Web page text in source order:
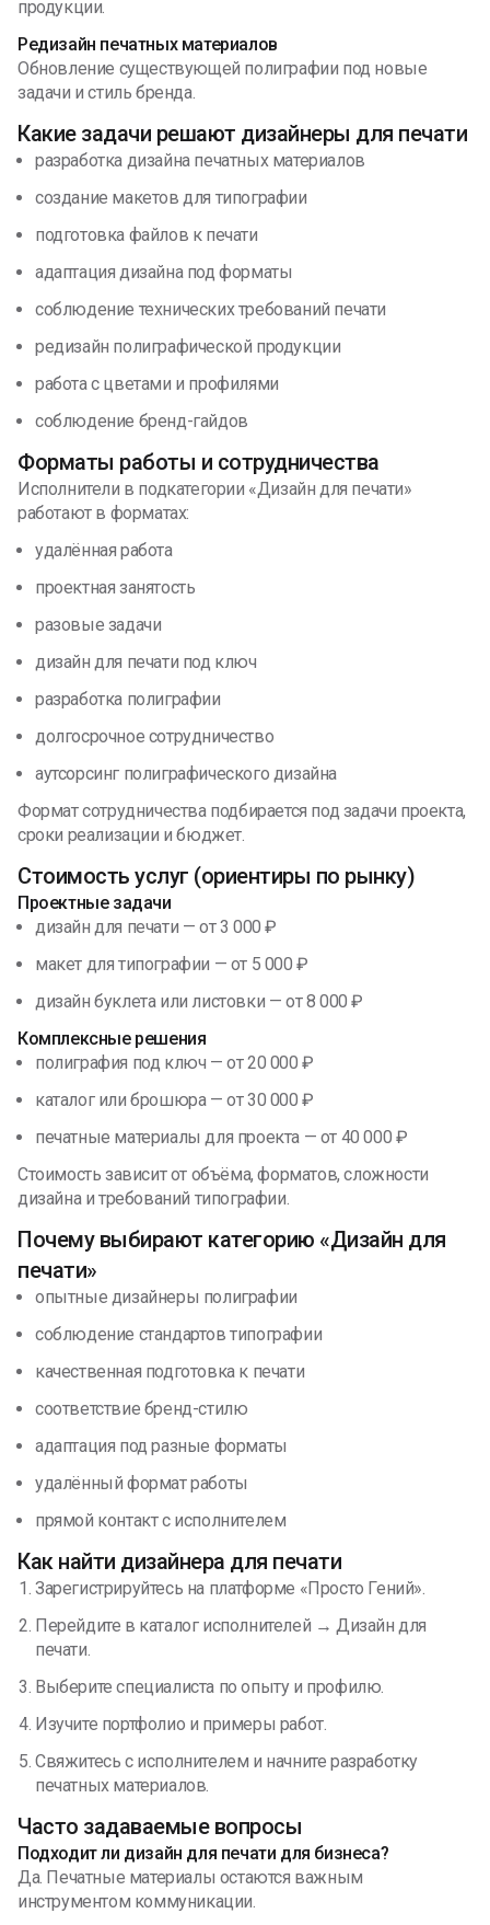
продукции.
Редизайн печатных материалов
Обновление существующей полиграфии под новые
задачи и стиль бренда.
Какие задачи решают дизайнеры для печати
разработка дизайна печатных материалов
создание макетов для типографии
подготовка файлов к печати
адаптация дизайна под форматы
соблюдение технических требований печати
редизайн полиграфической продукции
работа с цветами и профилями
соблюдение бренд-гайдов
Форматы работы и сотрудничества
Исполнители в подкатегории «Дизайн для печати»
работают в форматах:
удалённая работа
проектная занятость
разовые задачи
дизайн для печати под ключ
разработка полиграфии
долгосрочное сотрудничество
аутсорсинг полиграфического дизайна
Формат сотрудничества подбирается под задачи проекта,
сроки реализации и бюджет.
Стоимость услуг (ориентиры по рынку)
Проектные задачи
дизайн для печати — от 3 000 ₽
макет для типографии — от 5 000 ₽
дизайн буклета или листовки — от 8 000 ₽
Комплексные решения
полиграфия под ключ — от 20 000 ₽
каталог или брошюра — от 30 000 ₽
печатные материалы для проекта — от 40 000 ₽
Стоимость зависит от объёма, форматов, сложности
дизайна и требований типографии.
Почему выбирают категорию «Дизайн для
печати»
опытные дизайнеры полиграфии
соблюдение стандартов типографии
качественная подготовка к печати
соответствие бренд-стилю
адаптация под разные форматы
удалённый формат работы
прямой контакт с исполнителем
Как найти дизайнера для печати
Зарегистрируйтесь на платформе «Просто Гений».
Перейдите в каталог исполнителей → Дизайн для
печати.
Выберите специалиста по опыту и профилю.
Изучите портфолио и примеры работ.
Свяжитесь с исполнителем и начните разработку
печатных материалов.
Часто задаваемые вопросы
Подходит ли дизайн для печати для бизнеса?
Да. Печатные материалы остаются важным
инструментом коммуникации.